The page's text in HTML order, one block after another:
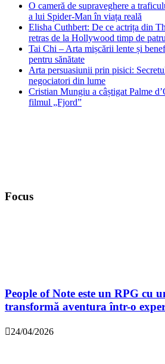
O cameră de supraveghere a
a lui Spider-Man în viața reală
Elisha Cuthbert: De ce actrița din
retras de la Hollywood timp de
Tai Chi – Arta mișcării lente și
pentru sănătate
Arta persuasiunii prin pisici:
negociatori din lume
Cristian Mungiu a câștigat Palme
filmul „Fjord”
Focus
People of Note este un RPG cu
transformă aventura într-o
24/04/2026